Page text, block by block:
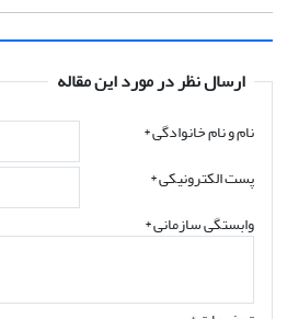
ارسال نظر در مورد این مقاله
نام و نام خانوادگی*
پست الکترونیکی*
وابستگی سازمانی *